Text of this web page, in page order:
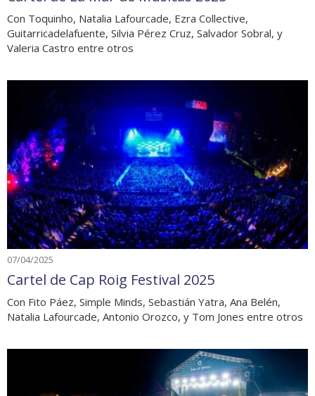
Con Toquinho, Natalia Lafourcade, Ezra Collective,
Guitarricadelafuente, Silvia Pérez Cruz, Salvador Sobral, y
Valeria Castro entre otros
07/04/2025
Cartel de Cap Roig Festival 2025
Con Fito Páez, Simple Minds, Sebastián Yatra, Ana Belén,
Natalia Lafourcade, Antonio Orozco, y Tom Jones entre otros